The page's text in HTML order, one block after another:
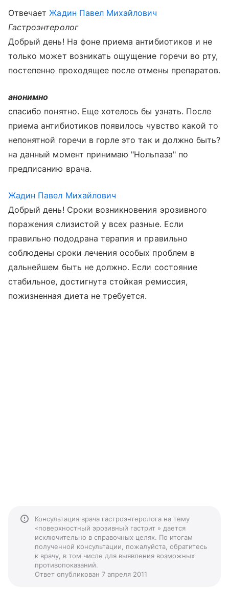
ОтвечаетЖадин Павел Михайлович
Гастроэнтеролог
Добрый день! На фоне приема антибиотиков и не
только может возникать ощущение горечи во рту,
постепенно проходящее после отмены препаратов.
анонимно
спасибо понятно. Еще хотелось бы узнать. После
приема антибиотиков появилось чувство какой то
непонятной горечи в горле это так и должно быть?
на данный момент принимаю "Нольпаза" по
предписанию врача.
Жадин Павел Михайлович
Добрый день! Сроки возникновения эрозивного
поражения слизистой у всех разные. Если
правильно пододрана терапия и правильно
соблюдены сроки лечения особых проблем в
дальнейшем быть не должно. Если состояние
стабильное, достигнута стойкая ремиссия,
пожизненная диета не требуется.
Консультация врача гастроэнтеролога на тему
«поверхностный эрозивный гастрит » дается
исключительно в справочных целях. По итогам
полученной консультации, пожалуйста, обратитесь
к врачу, в том числе для выявления возможных
противопоказаний.
Ответ опубликован 7 апреля 2011